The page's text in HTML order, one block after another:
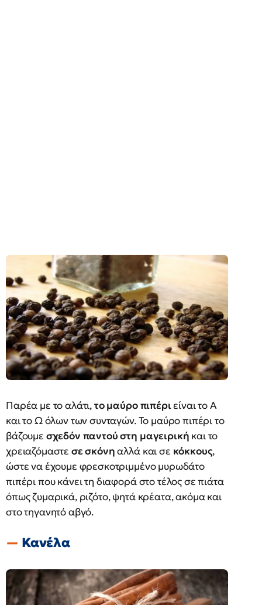
Παρέα με το αλάτι,το μαύρο πιπέριείναι το Α
και το Ω όλων των συνταγών. Το μαύρο πιπέρι το
βάζουμε σχεδόν παντού στη μαγειρική και το
χρειαζόμαστε σε σκόνηαλλά και σε κόκκους,
ώστε να έχουμε φρεσκοτριμμένο μυρωδάτο
πιπέρι που κάνει τη διαφορά στο τέλος σε πιάτα
όπως ζυμαρικά, ριζότο, ψητά κρέατα, ακόμα και
στο τηγανητό αβγό.
Κανέλα